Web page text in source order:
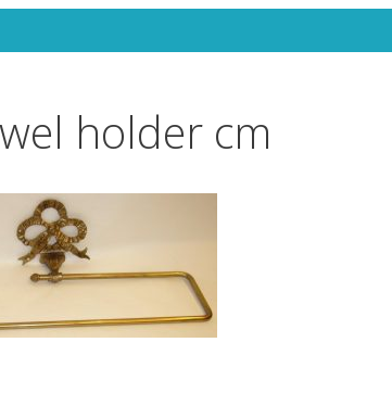
holder cm